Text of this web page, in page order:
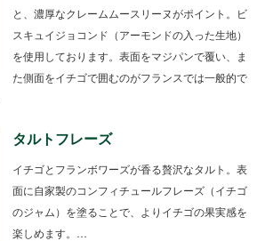
と、濃厚なクレームムースリーヌがポイント。ビ
スキュイジョコンド（アーモンドの入った生地）
を使用しております。表面をマジパンで覆い、ま
た側面をイチゴで囲むのがフランスでは一般的で
タルトフレーズ
イチゴとフランボワーズが香る贅沢なタルト。表
面に自家製のコンフィチュールフレーズ（イチゴ
のジャム）を塗ることで、よりイチゴの果実感を
楽しめます。…